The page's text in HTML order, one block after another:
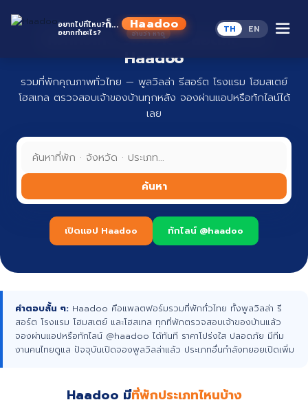
อยากไปที่ไหน?
อยากทำอะไร?
ก็... Haadoo
อ่านว่า หาดู
TH EN
ที่พักทั่วไทย จองง่าย ปลอดภัย กับ
Haadoo
รวมที่พักคุณภาพทั่วไทย — พูลวิลล่า รีสอร์ต โรงแรม โฮมสเตย์
โฮสเทล ตรวจสอบเจ้าของบ้านทุกหลัง จองผ่านแอปหรือทักไลน์ได้
เลย
ค้นหา
เปิดแอป Haadoo ทักไลน์ @haadoo
คำตอบสั้น ๆ: Haadoo คือแพลตฟอร์มรวมที่พักทั่วไทย ทั้งพูลวิลล่า รี
สอร์ต โรงแรม โฮมสเตย์ และโฮสเทล ทุกที่พักตรวจสอบเจ้าของบ้านแล้ว
จองผ่านแอปหรือทักไลน์ @haadoo ได้ทันที ราคาโปร่งใส ปลอดภัย มีทีม
งานคนไทยดูแล ปัจจุบันเปิดจองพูลวิลล่าแล้ว ประเภทอื่นกำลังทยอยเปิดเพิ่ม
Haadoo มีที่พักประเภทไหนบ้าง